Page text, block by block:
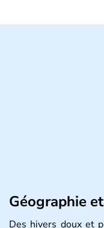
Géographie
Des hivers doux et